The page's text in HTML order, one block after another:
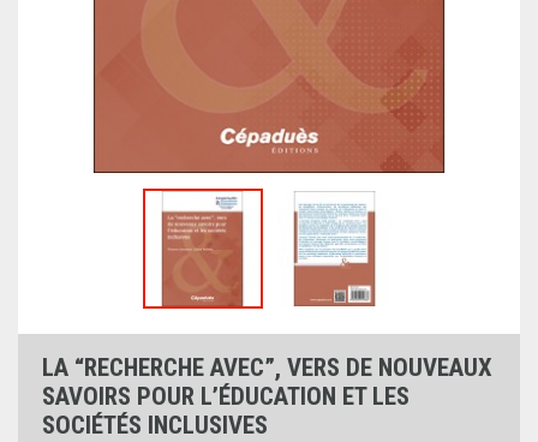
LA “RECHERCHE AVEC”, VERS DE NOUVEAUX
SAVOIRS POUR L’ÉDUCATION ET LES
SOCIÉTÉS INCLUSIVES